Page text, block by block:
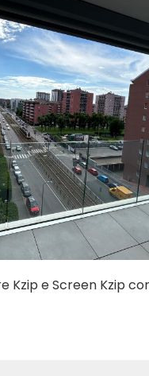
Kzip e Screen Kzip